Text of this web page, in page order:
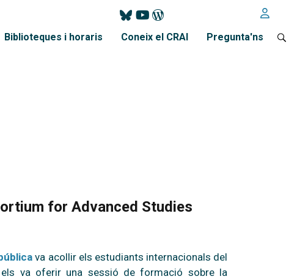
Biblioteques i horaris Coneix el CRAI Pregunta'ns
for Advanced Studies
va acollir els estudiants internacionals del
va oferir una sessió de formació sobre la